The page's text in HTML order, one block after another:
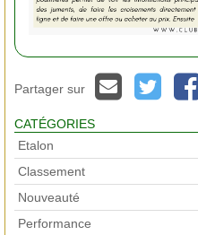
Partager sur
CATÉGORIES
Etalon
Classement
Nouveauté
Performance